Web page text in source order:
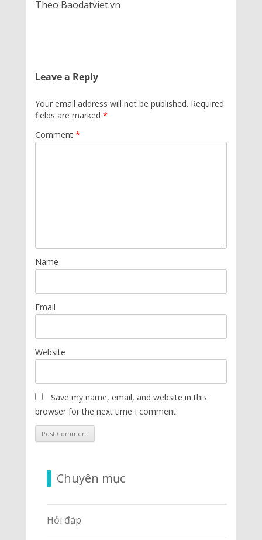
Theo Baodatviet.vn
Leave a Reply
Your email address will not be published. Required
fields are marked *
Comment *
Name
Email
Website
Save my name, email, and website in this
browser for the next time I comment.
Chuyên mục
Hỏi đáp